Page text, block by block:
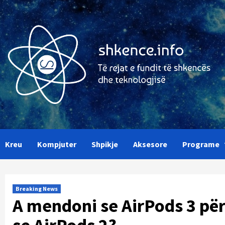
Skip
to
content
Kreu Kompjuter Shpikje Aksesore Programe
Breaking News
A mendoni se AirPods 3